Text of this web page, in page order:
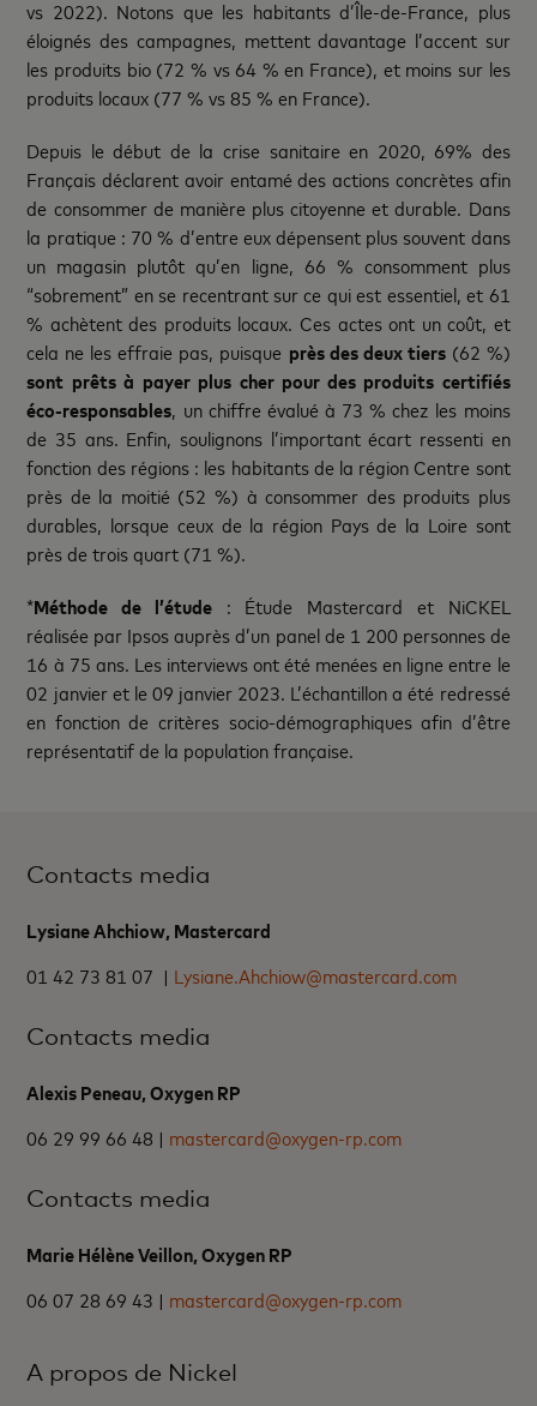
vs 2022). Notons que les habitants d’Île-de-France, plus
éloignés des campagnes, mettent davantage l’accent sur
les produits bio (72 % vs 64 % en France), et moins sur les
produits locaux (77 % vs 85 % en France).
Depuis le début de la crise sanitaire en 2020, 69% des
Français déclarent avoir entamé des actions concrètes afin
de consommer de manière plus citoyenne et durable. Dans
la pratique : 70 % d’entre eux dépensent plus souvent dans
un magasin plutôt qu’en ligne, 66 % consomment plus
“sobrement” en se recentrant sur ce qui est essentiel, et 61
% achètent des produits locaux. Ces actes ont un coût, et
cela ne les effraie pas, puisque près des deux tiers(62 %)
sont prêts à payer plus cher pour des produits certifiés
éco-responsables, un chiffre évalué à 73 % chez les moins
de 35 ans. Enfin, soulignons l’important écart ressenti en
fonction des régions : les habitants de la région Centre sont
près de la moitié (52 %) à consommer des produits plus
durables, lorsque ceux de la région Pays de la Loire sont
près de trois quart (71 %).
*Méthode de l’étude: Étude Mastercard et NiCKEL
réalisée par Ipsos auprès d’un panel de 1 200 personnes de
16 à 75 ans. Les interviews ont été menées en ligne entre le
02 janvier et le 09 janvier 2023. L’échantillon a été redressé
en fonction de critères socio-démographiques afin d’être
représentatif de la population française.
Contacts media
Lysiane Ahchiow, Mastercard
01 42 73 81 07 | Lysiane.Ahchiow@mastercard.com
Contacts media
Alexis Peneau, Oxygen RP
06 29 99 66 48 | mastercard@oxygen-rp.com
Contacts media
Marie Hélène Veillon, Oxygen RP
06 07 28 69 43 | mastercard@oxygen-rp.com
A propos de Nickel